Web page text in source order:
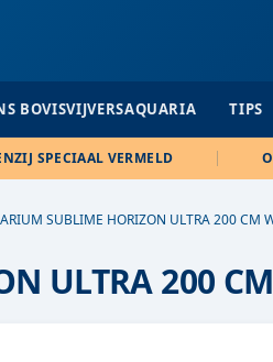
BOVISVIJVERSAQUARIA TIPS
SPECIAAL VERMELD
SUBLIME HORIZON ULTRA 200 CM
ULTRA 200